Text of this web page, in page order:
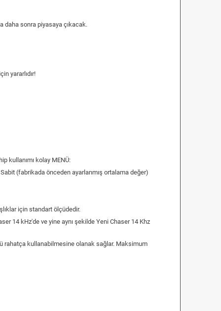
daha sonra piyasaya çıkacak.
yararlıdır!
kullanımı kolay MENÜ:
(fabrikada önceden ayarlanmış ortalama değer)
için standart ölçüdedir.
14 kHz'de ve yine aynı şekilde Yeni Chaser 14 Khz
rahatça kullanabilmesine olanak sağlar. Maksimum